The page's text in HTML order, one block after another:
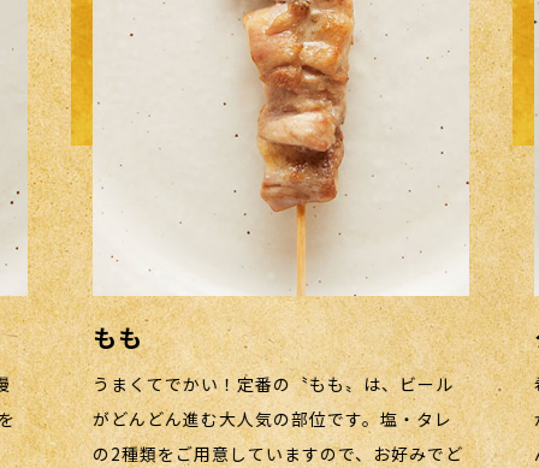
番の〝もも〟は、ビール
気の部位です。塩・タレ
ていますので、お好みでど
タン
希少部位の〝タン〟は、コ
がたまらない一品です。焼き
んも充実しています。